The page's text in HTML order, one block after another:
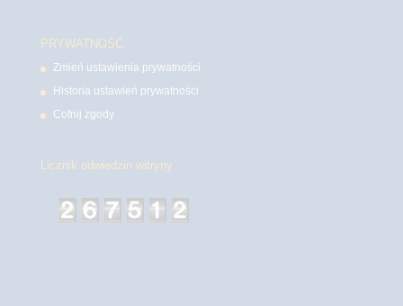
PRYWATNOŚĆ
Zmień ustawienia prywatności
Historia ustawień prywatności
Cofnij zgody
Licznik odwiedzin witryny